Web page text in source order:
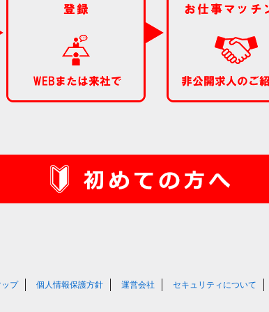
プ 個人情報保護方針 運営会社 セキュリティについて